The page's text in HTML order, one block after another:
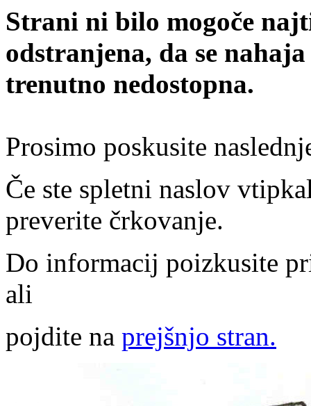
Strani ni bilo mogoče
odstranjena, da se
trenutno nedostopna.
Prosimo poskusite
Če ste spletni naslov
preverite črkovanje.
Do informacij poizkusite
ali
pojdite na prejšnjo stran.